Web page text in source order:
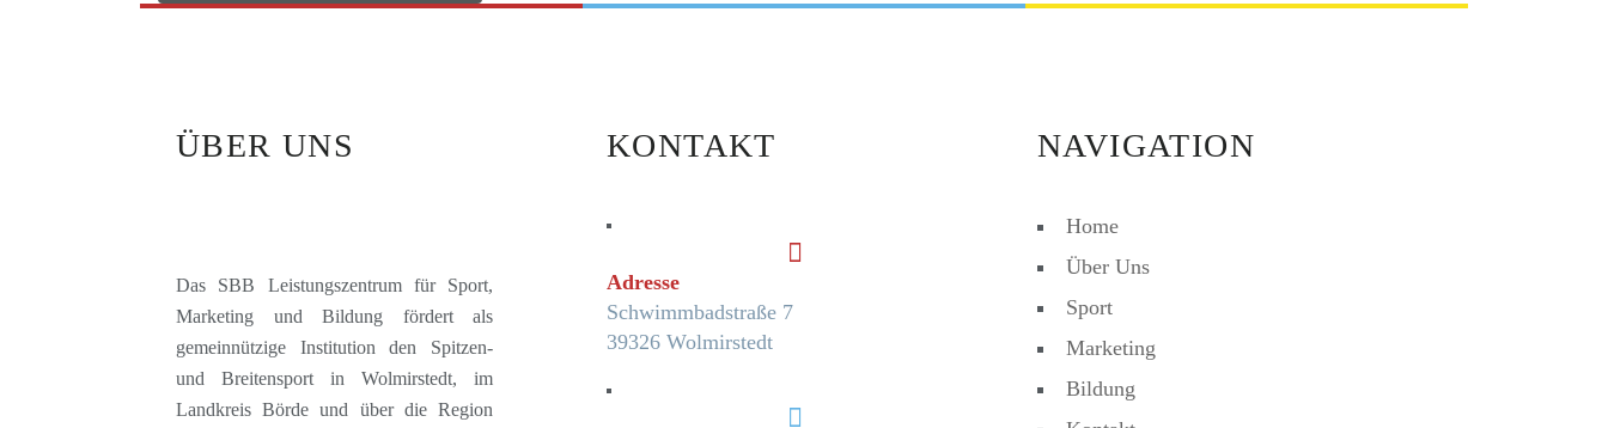
ÜBER UNS
Das SBB Leistungszentrum für Sport,
Marketing und Bildung fördert als
gemeinnützige Institution den Spitzen-
und Breitensport in Wolmirstedt, im
Landkreis Börde und über die Region
KONTAKT
Adresse
Schwimmbadstraße 7
39326 Wolmirstedt
NAVIGATION
Home
Über Uns
Sport
Marketing
Bildung